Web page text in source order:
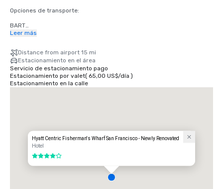
Opciones de transporte:
BART
Adultos
TRANVÍA
Horario: de lunes a viernes de 4 a.m. a medianoche, sábados de 6 a.m.
a medianoche, domingos de 8 a.m. a medianoche.
Gratuito
Unidireccional
$60.00 Dólares americanos
Aeropuerto Internacional de OAKLAND (OAK)
20 millas
Leer más
Distance from airport 15 mi
Estacionamiento en el área
Servicio de estacionamiento pago
Estacionamiento por valet( 65,00 US$/día )
Estacionamiento en la calle
Hyatt Centric Fisherman's Wharf San Francisco - Newly Renovated
Hotel
4 de 5